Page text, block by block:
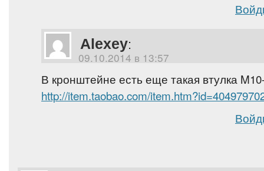
Alexey:
09.10.2014 в 13:57
В кронштейне есть еще такая втулка
http://item.taobao.com/